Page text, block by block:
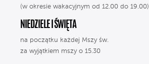
(w okresie wakacyjnym od 12.00 do 19.00)
NIEDZIELE I ŚWIĘTA
na początku każdej Mszy św.
za wyjątkiem mszy o 15.30